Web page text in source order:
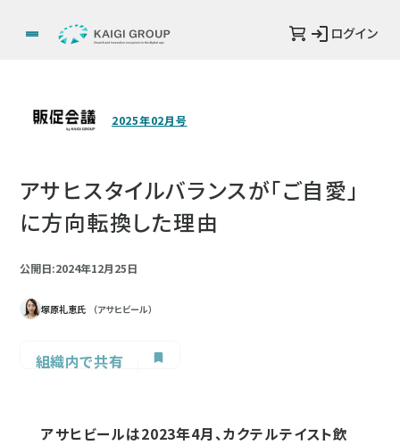
ログイン
2025年02月号
アサヒスタイルバランスが「ご自愛」
に方向転換した理由
公開日:2024年12月25日
塚原礼恵氏 （アサヒビール）
組織内で共有
アサヒビールは2023年4月、カクテルテイスト飲